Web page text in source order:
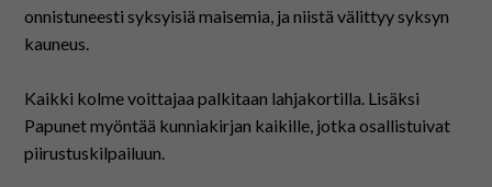
onnistuneesti syksyisiä maisemia, ja niistä välittyy syksyn
kauneus.
Kaikki kolme voittajaa palkitaan lahjakortilla. Lisäksi
Papunet myöntää kunniakirjan kaikille, jotka osallistuivat
piirustuskilpailuun.